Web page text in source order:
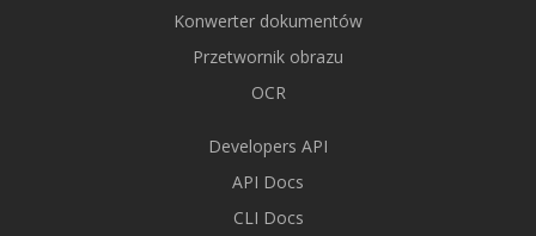
Konwerter dokumentów
Przetwornik obrazu
OCR
Developers API
API Docs
CLI Docs